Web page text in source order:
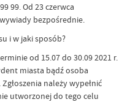
99. Od 23 czerwca
bezpośrednie.
i w jaki sposób?
od 15.07 do 30.09 2021 r.
miasta bądź osoba
należy wypełnić
utworzonej do tego celu